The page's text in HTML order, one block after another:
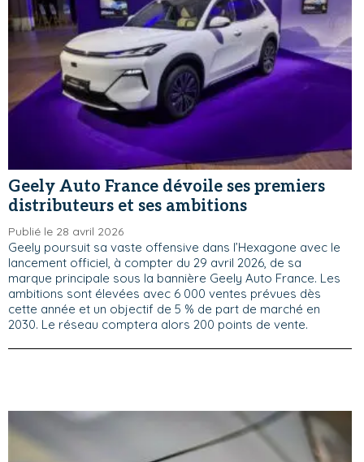
Geely Auto France dévoile ses premiers
distributeurs et ses ambitions
Publié le 28 avril 2026
Geely poursuit sa vaste offensive dans l’Hexagone avec le
lancement officiel, à compter du 29 avril 2026, de sa
marque principale sous la bannière Geely Auto France. Les
ambitions sont élevées avec 6 000 ventes prévues dès
cette année et un objectif de 5 % de part de marché en
2030. Le réseau comptera alors 200 points de vente.